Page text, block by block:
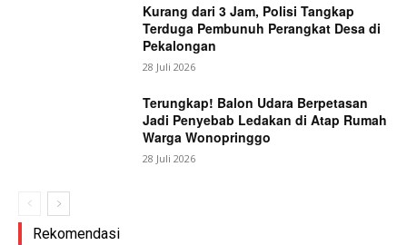
Kurang dari 3 Jam, Polisi Tangkap
Terduga Pembunuh Perangkat Desa di
Pekalongan
28 Juli 2026
Terungkap! Balon Udara Berpetasan
Jadi Penyebab Ledakan di Atap Rumah
Warga Wonopringgo
28 Juli 2026
Rekomendasi